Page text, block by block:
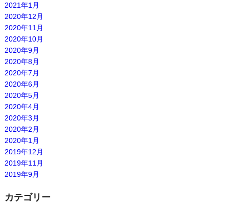
2021年1月
2020年12月
2020年11月
2020年10月
2020年9月
2020年8月
2020年7月
2020年6月
2020年5月
2020年4月
2020年3月
2020年2月
2020年1月
2019年12月
2019年11月
2019年9月
カテゴリー